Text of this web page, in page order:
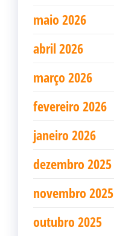
maio 2026
abril 2026
março 2026
fevereiro 2026
janeiro 2026
dezembro 2025
novembro 2025
outubro 2025